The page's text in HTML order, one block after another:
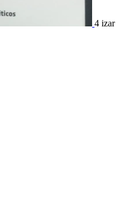
4 izar